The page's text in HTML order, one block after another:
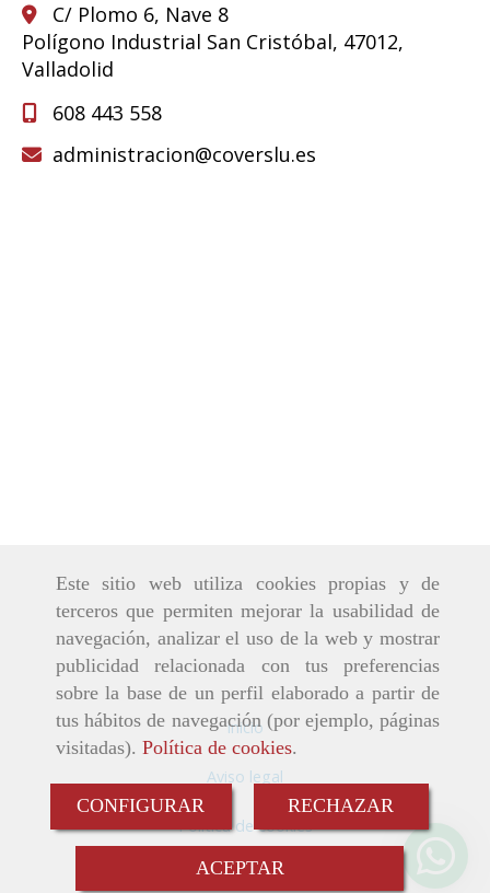
Este sitio web utiliza cookies propias y de
terceros que permiten mejorar la usabilidad de
navegación, analizar el uso de la web y mostrar
publicidad relacionada con tus preferencias
sobre la base de un perfil elaborado a partir de
tus hábitos de navegación (por ejemplo, páginas
visitadas). Política de cookies.
CONFIGURAR RECHAZAR
ACEPTAR
C/ Plomo 6, Nave 8
Polígono Industrial San Cristóbal, 47012,
Valladolid
608 443 558
administracion
coverslu.es
Inicio
Aviso legal
Política de cookies
Política de privacidad